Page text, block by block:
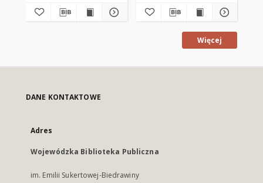
Więcej
DANE KONTAKTOWE
Adres
Wojewódzka Biblioteka Publiczna
im. Emilii Sukertowej-Biedrawiny